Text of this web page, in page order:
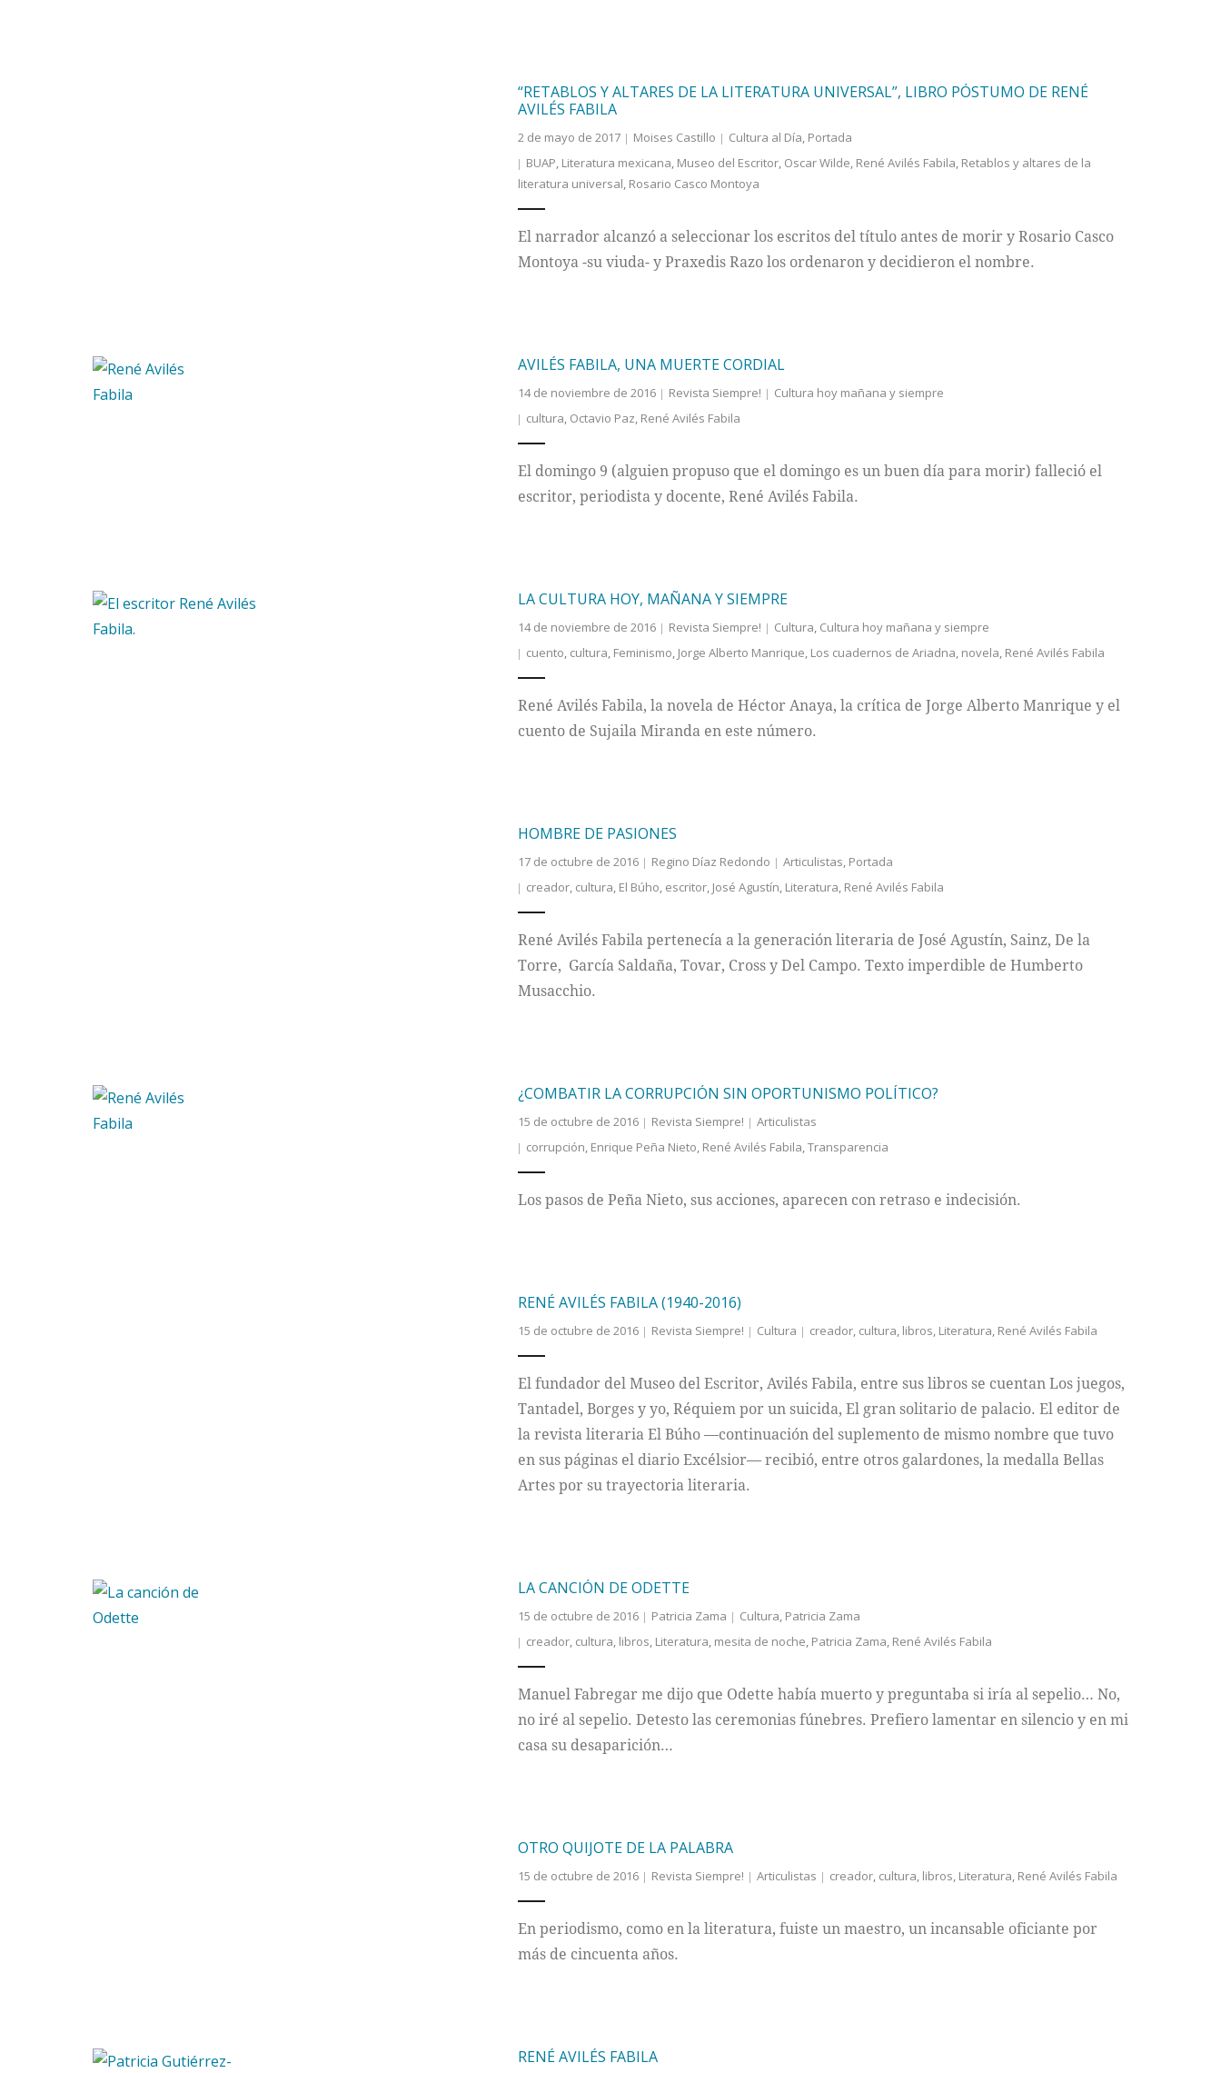
“RETABLOS Y ALTARES DE LA LITERATURA UNIVERSAL”, LIBRO PÓSTUMO DE RENÉ
AVILÉS FABILA
2 de mayo de 2017 Moises Castillo Cultura al Día, Portada
BUAP, Literatura mexicana, Museo del Escritor, Oscar Wilde, René Avilés Fabila, Retablos y altares de la
literatura universal, Rosario Casco Montoya
El narrador alcanzó a seleccionar los escritos del título antes de morir y Rosario Casco
Montoya -su viuda- y Praxedis Razo los ordenaron y decidieron el nombre.
AVILÉS FABILA, UNA MUERTE CORDIAL
14 de noviembre de 2016 Revista Siempre!
Cultura hoy mañana y siempre
cultura, Octavio Paz, René Avilés Fabila
El domingo 9 (alguien propuso que el domingo es un buen día para morir) falleció el
escritor, periodista y docente, René Avilés Fabila.
LA CULTURA HOY, MAÑANA Y SIEMPRE
14 de noviembre de 2016 Revista Siempre! Cultura, Cultura hoy mañana y siempre
cuento, cultura, Feminismo, Jorge Alberto Manrique, Los cuadernos de Ariadna, novela, René Avilés Fabila
René Avilés Fabila, la novela de Héctor Anaya, la crítica de Jorge Alberto Manrique y el
cuento de Sujaila Miranda en este número.
HOMBRE DE PASIONES
17 de octubre de 2016 Regino Díaz Redondo Articulistas, Portada
creador, cultura, El Búho, escritor, José Agustín, Literatura, René Avilés Fabila
René Avilés Fabila pertenecía a la generación literaria de José Agustín, Sainz, De la
Torre, García Saldaña, Tovar, Cross y Del Campo. Texto imperdible de Humberto
Musacchio.
¿COMBATIR LA CORRUPCIÓN SIN OPORTUNISMO POLÍTICO?
15 de octubre de 2016 Revista Siempre!
Articulistas
corrupción, Enrique Peña Nieto, René Avilés Fabila,Transparencia
Los pasos de Peña Nieto, sus acciones, aparecen con retraso e indecisión.
RENÉ AVILÉS FABILA (1940-2016)
15 de octubre de 2016 Revista Siempre! Cultura creador, cultura, libros, Literatura, René Avilés Fabila
El fundador del Museo del Escritor, Avilés Fabila, entre sus libros se cuentan Los juegos,
Tantadel, Borges y yo, Réquiem por un suicida, El gran solitario de palacio. El editor de
la revista literaria El Búho —continuación del suplemento de mismo nombre que tuvo
en sus páginas el diario Excélsior— recibió, entre otros galardones, la medalla Bellas
Artes por su trayectoria literaria.
LA CANCIÓN DE ODETTE
15 de octubre de 2016 Patricia Zama Cultura, Patricia Zama
creador, cultura, libros, Literatura, mesita de noche, Patricia Zama, René Avilés Fabila
Manuel Fabregar me dijo que Odette había muerto y preguntaba si iría al sepelio… No,
no iré al sepelio. Detesto las ceremonias fúnebres. Prefiero lamentar en silencio y en mi
casa su desaparición…
OTRO QUIJOTE DE LA PALABRA
15 de octubre de 2016 Revista Siempre! Articulistas creador, cultura, libros, Literatura, René Avilés Fabila
En periodismo, como en la literatura, fuiste un maestro, un incansable oficiante por
más de cincuenta años.
RENÉ AVILÉS FABILA